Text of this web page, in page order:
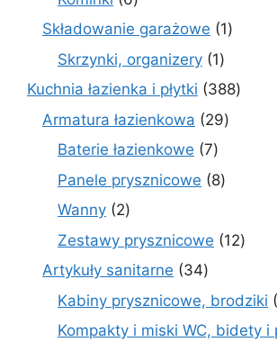
produktów
Składowanie garażowe 11
Skrzynki, organizery 11
produkt
Kuchnia łazienka i płytki 388388
Armatura łazienkowa 2929
Baterie łazienkowe 77
Panele prysznicowe 88
Wanny 22
produkty
Zestawy prysznicowe 1212
Artykuły sanitarne 3434
produkty
Kabiny prysznicowe, brodziki
Kompakty i miski WC, bidety i